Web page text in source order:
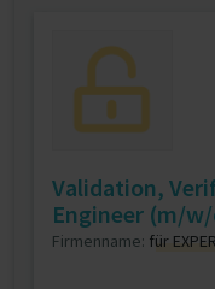
Validation,
Engineer (m/
Firmenname: für